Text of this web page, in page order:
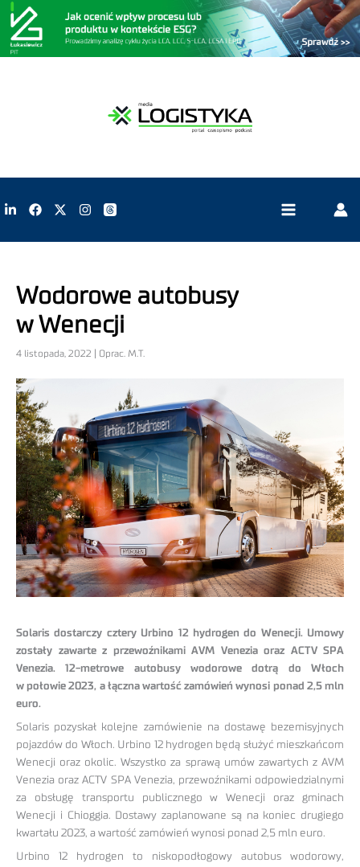
Wodorowe autobusy
w Wenecji
4 listopada, 2022 | Oprac. M.T.
Solaris dostarczy cztery Urbino 12 hydrogen do Wenecji. Umowy
zostały zawarte z przewoźnikami AVM Venezia oraz ACTV SPA
Venezia. 12-metrowe autobusy wodorowe dotrą do Włoch
w połowie 2023, a łączna wartość zamówień wynosi ponad 2,5 mln
euro.
Solaris pozyskał kolejne zamówienie na dostawę bezemisyjnych
pojazdów do Włoch. Urbino 12 hydrogen będą służyć mieszkańcom
Wenecji oraz okolic. Wszystko za sprawą umów zawartych z AVM
Venezia oraz ACTV SPA Venezia, przewoźnikami odpowiedzialnymi
za obsługę transportu publicznego w Wenecji oraz gminach
Wenecji i Chioggia. Dostawy zaplanowane są na koniec drugiego
kwartału 2023, a wartość zamówień wynosi ponad 2,5 mln euro.
Urbino 12 hydrogen to niskopodłogowy autobus wodorowy,